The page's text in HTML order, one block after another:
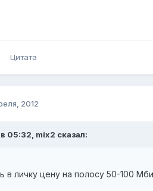
Цитата
2012
05:32, mix2 сказал:
личку цену на полосу 50-100